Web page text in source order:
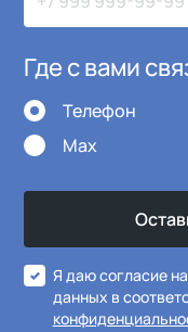
Где с вами
Телефон
Max
Я даю согласие
данных в